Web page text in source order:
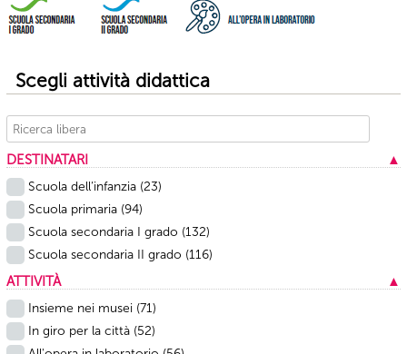
Scegli attività didattica
DESTINATARI ▲
Scuola dell’infanzia (23)
Scuola primaria (94)
Scuola secondaria I grado (132)
Scuola secondaria II grado (116)
ATTIVITÀ ▲
Insieme nei musei (71)
In giro per la città (52)